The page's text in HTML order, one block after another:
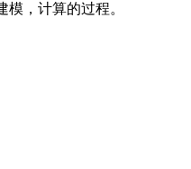
，计算的过程。